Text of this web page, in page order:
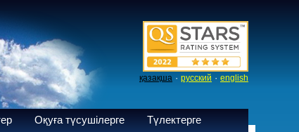
қазақша · русский · english
Оқуға түсушілерге
Түлектерге